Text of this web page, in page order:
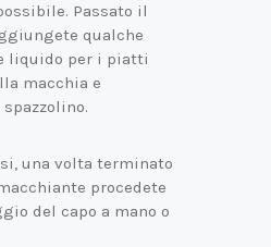
Passato il
qualche
liquido per i piatti
macchia e
una volta terminato
procedete
del capo a mano o